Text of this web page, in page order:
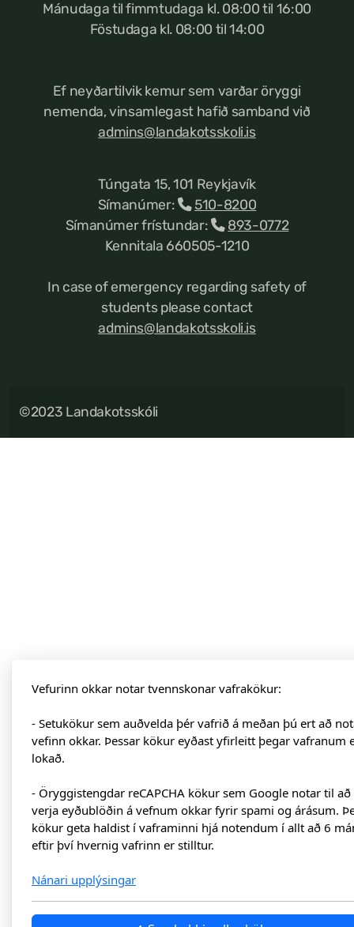
Mánudaga til fimmtudaga kl. 08:00 til 16:00
Föstudaga kl. 08:00 til 14:00
Ef neyðartilvik kemur sem varðar öryggi
nemenda, vinsamlegast hafið samband við
admins@landakotsskoli.is
Túngata 15, 101 Reykjavík
Símanúmer:
510-8200
Símanúmer frístundar:
893-0772
Kennitala 660505-1210
In case of emergency regarding safety of
students please contact
admins@landakotsskoli.is
©2023 Landakotsskóli
Vefurinn okkar notar tvennskonar vafrakökur:
- Setukökur sem auðvelda þér vafrið á meðan þú ert að
vefinn okkar. Þessar kökur eyðast yfirleitt þegar vafranum
lokað.
- Öryggistengdar reCAPCHA kökur sem Google notar til að
verja eyðublöðin á vefnum okkar fyrir spami og árásum.
kökur geta haldist í vaframinni hjá notendum í allt að 6
eftir því hvernig vafrinn er stilltur.
Nánari upplýsingar